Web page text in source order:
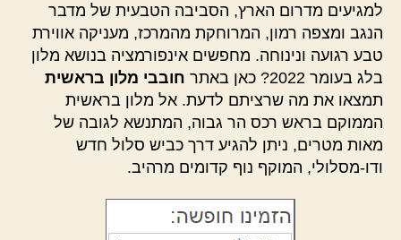
למגיעים מדרום הארץ, הסביבה הטבעית של מדבר
הנגב ומצפה רמון, המרוחקת מהמרכז, מעניקה אווירת
טבע רגועה ונינוחה. מחפשים אינפורמציה בנושא מלון
בלג בעומר 2022? כאן באתר
חובבי מלון בראשית
תמצאו את מה שרציתם לדעת. אל מלון בראשית
הממוקם בראש רכס הר גבוה, המתנשא לגובה של
מאות מטרים, ניתן להגיע דרך כביש סלול חדש
ודו-מסלולי, המוקף נוף קדומים מרהיב.